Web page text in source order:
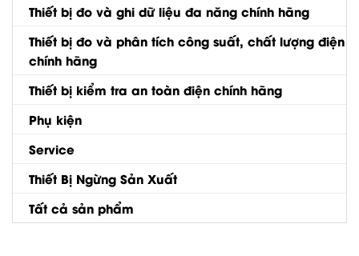
Thiết bị đo và ghi dữ liệu đa năng chính hãng
Thiết bị đo và phân tích công suất, chất lượng điện
chính hãng
Thiết bị kiểm tra an toàn điện chính hãng
Phụ kiện
Service
Thiết Bị Ngừng Sản Xuất
Tất cả sản phẩm